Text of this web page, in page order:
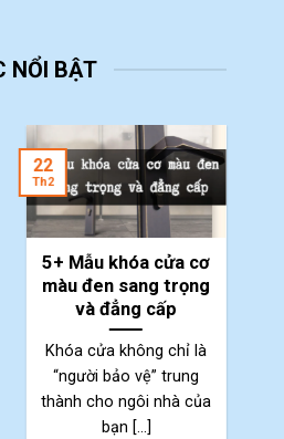
NỔI BẬT
5+ Mẫu khóa cửa cơ
màu đen sang trọng
và đẳng cấp
Khóa cửa không chỉ là
“người bảo vệ” trung
thành cho ngôi nhà của
bạn [...]
22
Th2